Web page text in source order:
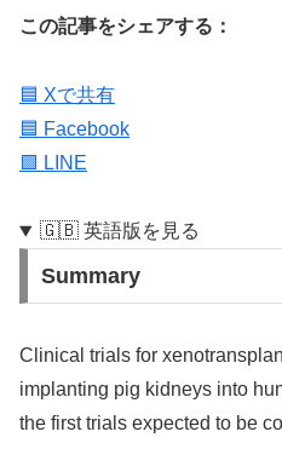
この記事をシェアする：
🟦 Xで共有
🟦 Facebook
🟩 LINE
🇬🇧 英語版を見る
Summary
Clinical trials for
implanting pig kidneys into
the first trials expected to be